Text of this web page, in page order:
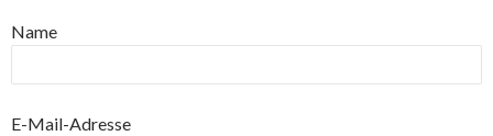
Name
E-Mail-Adresse